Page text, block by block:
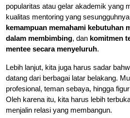
popularitas atau gelar akademik yang
kualitas mentoring yang
kemampuan memahami kebutuhan
dalam membimbing, dan komitmen
mentee secara menyeluruh.
Lebih lanjut, kita juga harus sadar
datang dari berbagai latar belakang.
profesional, teman sebaya, hingga
Oleh karena itu, kita harus lebih
menjalin relasi yang membangun.